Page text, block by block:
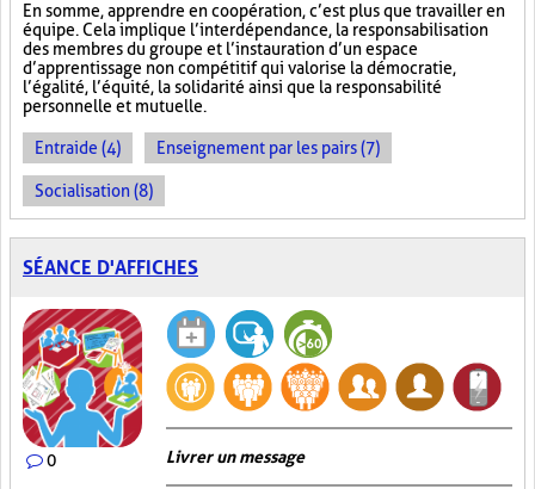
En somme, apprendre en coopération, c’est plus que travailler en
équipe. Cela implique l’interdépendance, la responsabilisation
des membres du groupe et l’instauration d’un espace
d’apprentissage non compétitif qui valorise la démocratie,
l’égalité, l’équité, la solidarité ainsi que la responsabilité
personnelle et mutuelle.
Entraide (4) Enseignement par les pairs (7)
Socialisation (8)
SÉANCE D'AFFICHES
0 Livrer un message